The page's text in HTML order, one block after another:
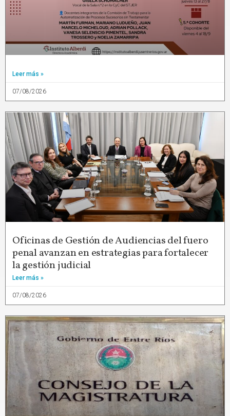
Leer más »
07/08/2026
Oficinas de Gestión de Audiencias del fuero
penal avanzan en estrategias para fortalecer
la gestión judicial
Leer más »
07/08/2026